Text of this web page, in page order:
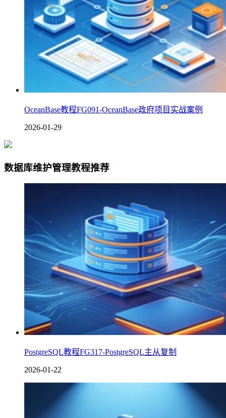
OceanBase教程FG091-OceanBase政府项目实战案例
2026-01-29
数据库维护管理教程推荐
PostgreSQL教程FG317-PostgreSQL主从复制
2026-01-22